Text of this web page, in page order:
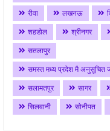
रीवा
लखनऊ
शहडोल
श्रीनगर
सतलापुर
समस्त मध्य प्रदेश मै अनुसूचित
सलामतपुर
सागर
सिलवानी
सोनीपत